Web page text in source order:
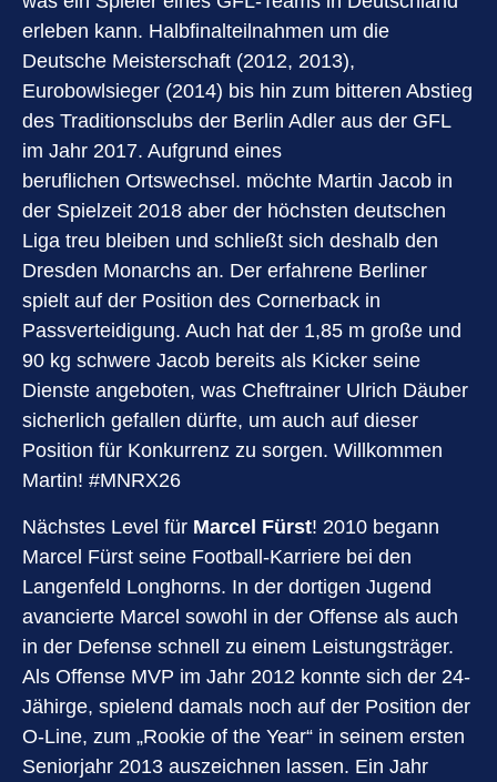
erleben kann. Halbfinalteilnahmen um die
Deutsche Meisterschaft (2012, 2013),
Eurobowlsieger (2014) bis hin zum bitteren Abstieg
des Traditionsclubs der Berlin Adler aus der GFL
im Jahr 2017. Aufgrund eines
beruflichen Ortswechsel. möchte Martin Jacob in
der Spielzeit 2018 aber der höchsten deutschen
Liga treu bleiben und schließt sich deshalb den
Dresden Monarchs an. Der erfahrene Berliner
spielt auf der Position des Cornerback in
Passverteidigung. Auch hat der 1,85 m große und
90 kg schwere Jacob bereits als Kicker seine
Dienste angeboten, was Cheftrainer Ulrich Däuber
sicherlich gefallen dürfte, um auch auf dieser
Position für Konkurrenz zu sorgen. Willkommen
Martin! #MNRX26
Nächstes Level für Marcel Fürst! 2010 begann
Marcel Fürst seine Football-Karriere bei den
Langenfeld Longhorns. In der dortigen Jugend
avancierte Marcel sowohl in der Offense als auch
in der Defense schnell zu einem Leistungsträger.
Als Offense MVP im Jahr 2012 konnte sich der 24-
Jähirge, spielend damals noch auf der Position der
O-Line, zum „Rookie of the Year“ in seinem ersten
Seniorjahr 2013 auszeichnen lassen. Ein Jahr